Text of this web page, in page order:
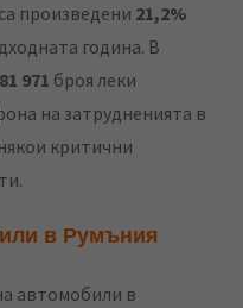
произведени 21,2%
година. В
971 броя леки
на затрудненията в
критични
в Румъния
автомобили в